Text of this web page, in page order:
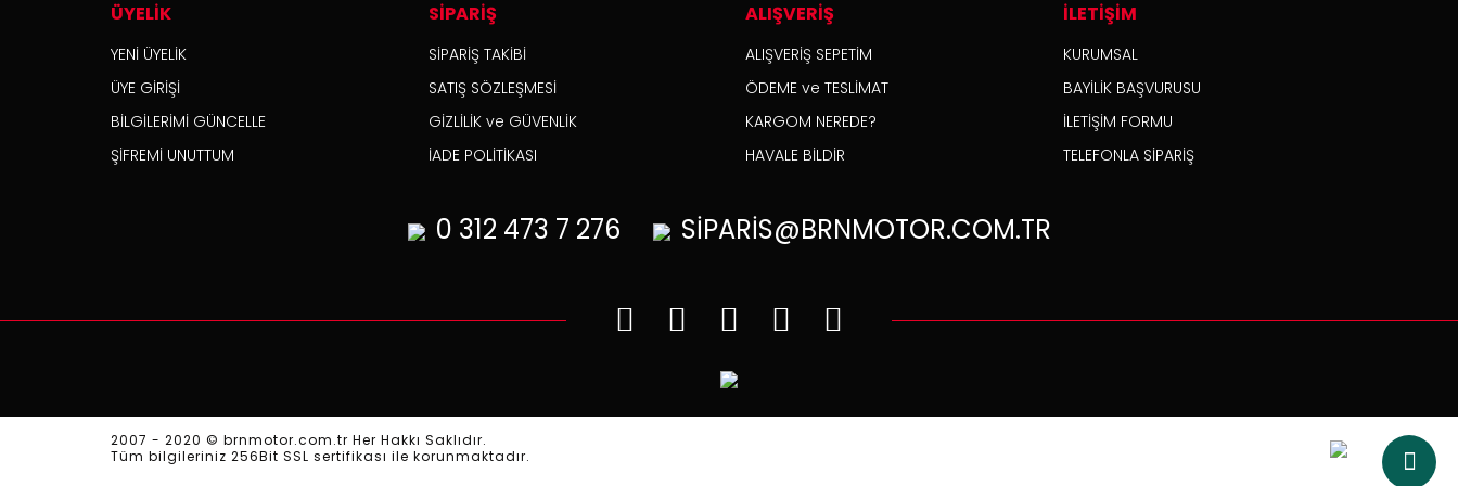
ÜYELİK
YENİ ÜYELİK
ÜYE GİRİŞİ
BİLGİLERİMİ GÜNCELLE
ŞİFREMİ UNUTTUM
SİPARİŞ
SİPARİŞ TAKİBİ
SATIŞ SÖZLEŞMESİ
GİZLİLİK ve GÜVENLİK
İADE POLİTİKASI
ALIŞVERİŞ
ALIŞVERİŞ SEPETİM
ÖDEME ve TESLİMAT
KARGOM NEREDE?
HAVALE BİLDİR
İLETİŞİM
KURUMSAL
BAYİLİK BAŞVURUSU
İLETİŞİM FORMU
TELEFONLA SİPARİŞ
0 312 473 7 276 SİPARİS@BRNMOTOR.COM.TR
2007 - 2020 © brnmotor.com.tr Her Hakkı Saklıdır.
Tüm bilgileriniz 256Bit SSL sertifikası ile korunmaktadır.